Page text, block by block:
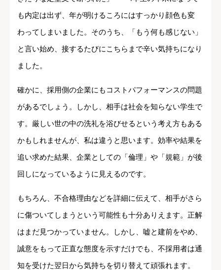
も内定は出ず、年が明けるころにはすっかり顔色も変
わってしまいました。そのうち、「もう何も感じない」
と言い始め、接するたびにこちらまで辛い気持ちになり
ました。
確かに、採用側の企業にもコストパフォーマンスの問題
があるでしょう。しかし、相手は社会を知らない学生で
す。厳しい世の中の洗礼を浴びせるという考え方もある
かもしれませんが、私は違うと思います。効率や結果を
追い求めた結果、企業としての「倫理」や「規範」が後
回しになっているように見えるのです。
もちろん、不合格理由などを詳細に伝えて、相手がさら
に傷ついてしまうという可能性も十分ありえます。正解
はまだ見つかっていません。しかし、嘘と建前をやめ、
誠意をもって正直な態度を示すだけでも、不採用者は通
知を受けた翌日から気持ちを切り替えて頑張れます。